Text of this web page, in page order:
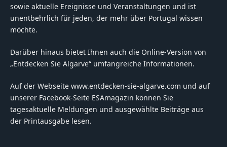
sowie aktuelle Ereignisse und Veranstaltungen und ist
unentbehrlich für jeden, der mehr über Portugal wissen
möchte.
Darüber hinaus bietet Ihnen auch die Online-Version von
„Entdecken Sie Algarve“ umfangreiche Informationen.
Auf der Webseite www.entdecken-sie-algarve.com und auf
unserer Facebook-Seite ESAmagazin können Sie
tagesaktuelle Meldungen und ausgewählte Beiträge aus
der Printausgabe lesen.